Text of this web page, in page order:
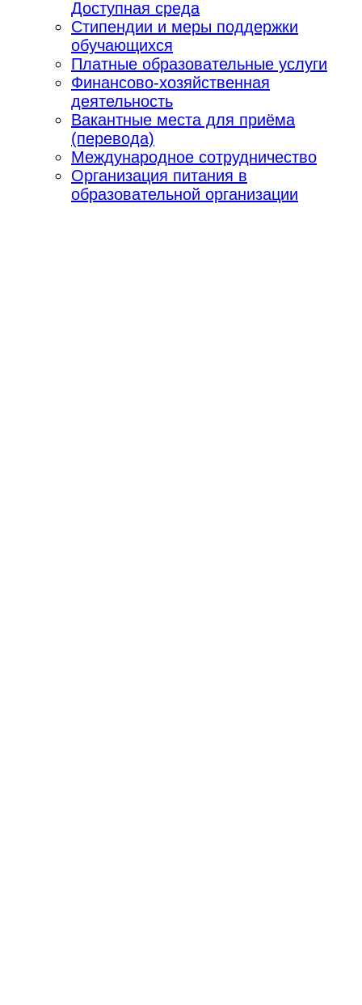
Доступная среда
Стипендии и меры поддержки
обучающихся
Платные образовательные услуги
Финансово-хозяйственная
деятельность
Вакантные места для приёма
(перевода)
Международное сотрудничество
Организация питания в
образовательной организации